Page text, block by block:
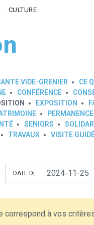
CULTURE
VIDE-GRENIER CE
CONFÉRENCE
EXPOSITION
SENIORS
TRAVAUX VISITE
DATE DE :
correspond à vos